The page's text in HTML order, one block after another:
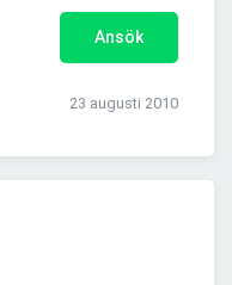
Ansök
23 augusti 2010